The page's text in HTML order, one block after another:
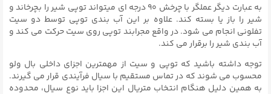
به عبارت دیگر عملگر با چرخش ۹۰ درجه ای میتواند توپی شیر را بچرخاند و
شیر را باز یا بسته کند. علاوه بر این آب بندی توپی توسط دو سیت
تفلونی انجام می شود. در واقع مجرابند توپی روی سیت حرکت می کند و
آب بندی شیر را برقرار می کند.
توجه داشته باشید که توپی و سیت از مهمترین اجزای داخلی بال ولو
محسوب می شوند که در تماس مستقیم با سیال فرآیندی قرار می گیرند.
به همین دلیل هنگام انتخاب متریال این اجزا باید نوع سیال، محدوده